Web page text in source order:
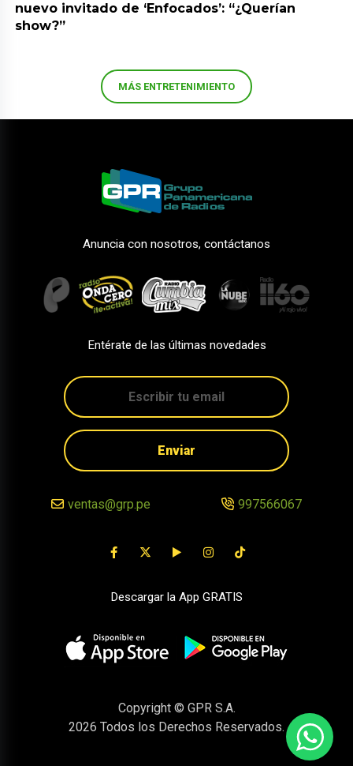
nuevo invitado de ‘Enfocados’: “¿Querían
show?”
MÁS ENTRETENIMIENTO
Anuncia con nosotros, contáctanos
Entérate de las últimas novedades
Enviar
ventas@grp.pe 997566067
Descargar la App GRATIS
Copyright © GPR S.A.
2026 Todos los Derechos Reservados.